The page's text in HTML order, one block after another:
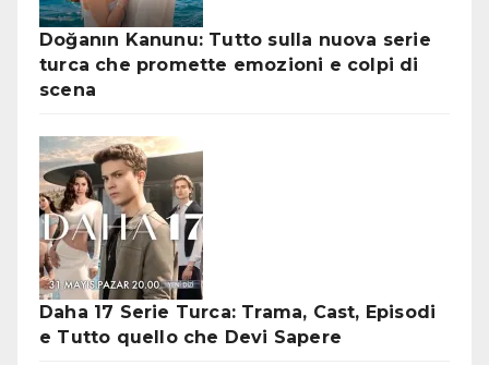
Doğanın Kanunu: Tutto sulla nuova serie
turca che promette emozioni e colpi di
scena
Daha 17 Serie Turca: Trama, Cast, Episodi
e Tutto quello che Devi Sapere